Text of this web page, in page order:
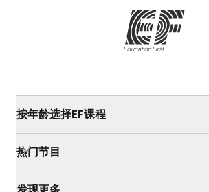
按年龄选择EF课程
热门节目